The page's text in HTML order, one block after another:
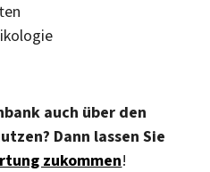
auch über den
Dann lassen Sie
zukommen!